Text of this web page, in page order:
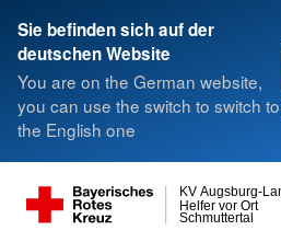
Sie befinden sich auf der
deutschen Website
You are on the German website,
you can use the switch to switch to
the English one
Schmuttertal
Helfer vor Ort
KV Augsburg-